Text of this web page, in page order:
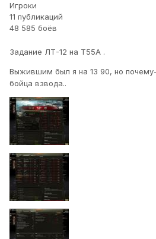
Игроки
11 публикаций
48 585 боёв
Задание ЛТ-12 на Т55А .
Выжившим был я на 13 90, но
бойца взвода..